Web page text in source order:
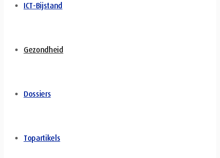
ICT-Bijstand
Gezondheid
Dossiers
Topartikels